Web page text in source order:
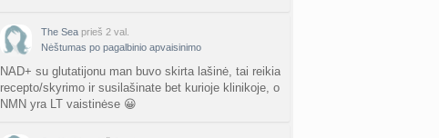
The Sea prieš 2 val.
Nėštumas po pagalbinio apvaisinimo
NAD+ su glutatijonu man buvo skirta lašinė, tai reikia
recepto/skyrimo ir susilašinate bet kurioje klinikoje, o
NMN yra LT vaistinėse 😀